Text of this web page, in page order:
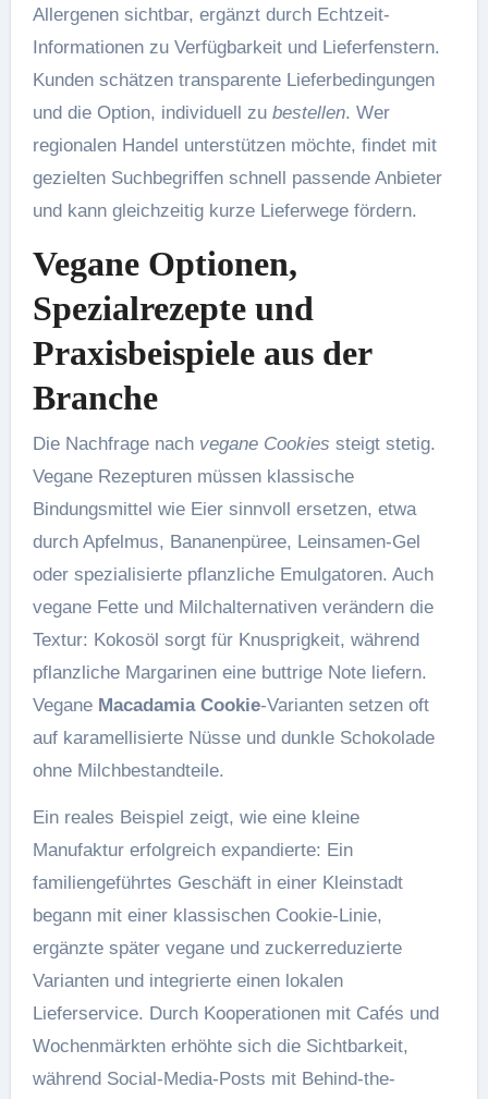
Allergenen sichtbar, ergänzt durch Echtzeit-
Informationen zu Verfügbarkeit und Lieferfenstern.
Kunden schätzen transparente Lieferbedingungen
und die Option, individuell zu bestellen. Wer
regionalen Handel unterstützen möchte, findet mit
gezielten Suchbegriffen schnell passende Anbieter
und kann gleichzeitig kurze Lieferwege fördern.
Vegane Optionen,
Spezialrezepte und
Praxisbeispiele aus der
Branche
Die Nachfrage nach vegane Cookies steigt stetig.
Vegane Rezepturen müssen klassische
Bindungsmittel wie Eier sinnvoll ersetzen, etwa
durch Apfelmus, Bananenpüree, Leinsamen-Gel
oder spezialisierte pflanzliche Emulgatoren. Auch
vegane Fette und Milchalternativen verändern die
Textur: Kokosöl sorgt für Knusprigkeit, während
pflanzliche Margarinen eine buttrige Note liefern.
Vegane Macadamia Cookie-Varianten setzen oft
auf karamellisierte Nüsse und dunkle Schokolade
ohne Milchbestandteile.
Ein reales Beispiel zeigt, wie eine kleine
Manufaktur erfolgreich expandierte: Ein
familiengeführtes Geschäft in einer Kleinstadt
begann mit einer klassischen Cookie-Linie,
ergänzte später vegane und zuckerreduzierte
Varianten und integrierte einen lokalen
Lieferservice. Durch Kooperationen mit Cafés und
Wochenmärkten erhöhte sich die Sichtbarkeit,
während Social-Media-Posts mit Behind-the-